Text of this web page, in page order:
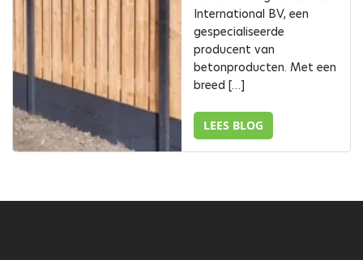
International BV, een
gespecialiseerde
producent van
betonproducten. Met een
breed […]
LEES BLOG